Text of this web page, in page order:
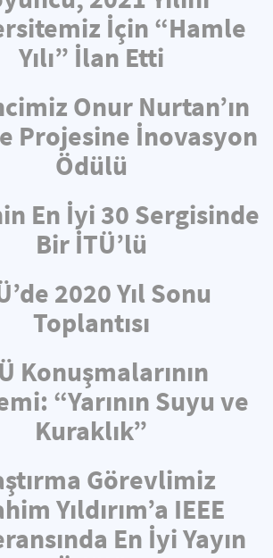
İçin “Hamle
Yılı” İlan Etti
Onur Nurtan’ın
Projesine İnovasyon
Ödülü
En İyi 30 Sergisinde
Bir İTÜ’lü
2020 Yıl Sonu
Toplantısı
Konuşmalarının
“Yarının Suyu ve
Kuraklık”
Görevlimiz
Yıldırım’a IEEE
En İyi Yayın